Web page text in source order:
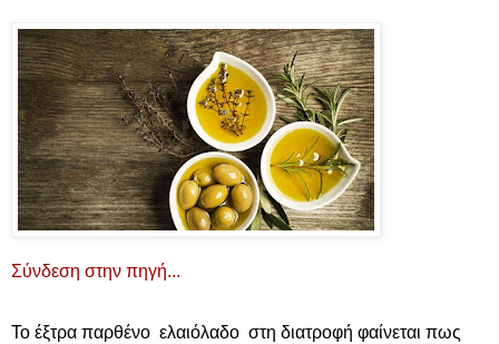
Σύνδεση στην πηγή...
Το έξτρα παρθένο ελαιόλαδο στη διατροφή φαίνεται πως